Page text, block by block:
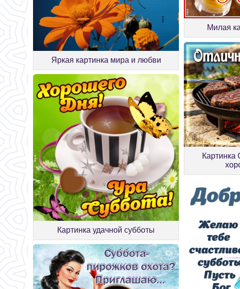
Яркая картинка мира и любви
Милая
Картинка удачной субботы
Картинка